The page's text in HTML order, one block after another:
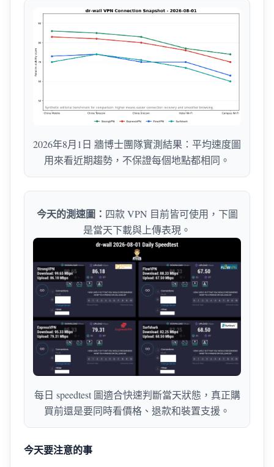
2026年8月1日 牆博士團隊實測結果：平均速度圖
用來看近期趨勢，不保證每個地點都相同。
今天的測速圖： 四款 VPN 目前皆可使用，下圖
是當天下載與上傳表現。
每日 speedtest 圖適合快速判斷當天狀態，真正購
買前還是要同時看價格、退款和裝置支援。
今天要注意的事